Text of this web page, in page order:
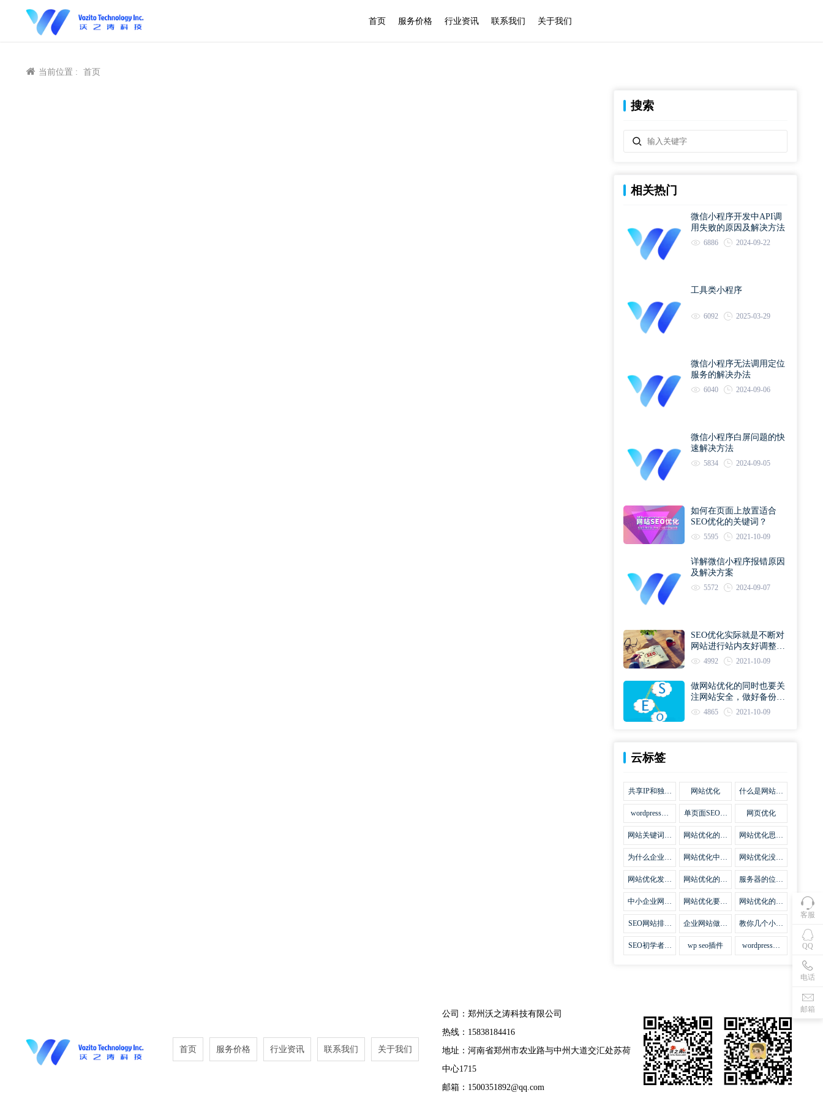
首页 服务价格 行业资讯 联系我们 关于我们
当前位置 : 首页
搜索
相关热门
微信小程序开发中API调
用失败的原因及解决方法
6886 2024-09-22
工具类小程序
6092 2025-03-29
微信小程序无法调用定位
服务的解决办法
6040 2024-09-06
微信小程序白屏问题的快
速解决方法
5834 2024-09-05
如何在页面上放置适合
SEO优化的关键词？
5595 2021-10-09
详解微信小程序报错原因
及解决方案
5572 2024-09-07
SEO优化实际就是不断对
网站进行站内友好调整直
到符合优化规则
4992 2021-10-09
做网站优化的同时也要关
注网站安全，做好备份工
作 4865 2021-10-09
云标签
共享IP和独立
网站优化
什么是网站优
wordpress网
集插件
单页面SEO网
网页优化
网站关键词优
么
网站优化的误
网站优化思路
要
为什么企业网
网站SEO优
网站优化中关
干问题
网站优化没有
味道
网站优化发挥
网站优化的费
服务器的位置
影响
中小企业网站
法
网站优化要不
网站优化的逆
SEO网站排名
法宝
企业网站做好
势
教你几个小技
页优化
SEO初学者，
wp seo插件
wordpress插
客服
QQ
电话
邮箱
首页 服务价格 行业资讯 联系我们 关于我们
公司：郑州沃之涛科技有限公司
热线：15838184416
地址：河南省郑州市农业路与中州大道交汇处苏荷
中心1715
邮箱：1500351892@qq.com